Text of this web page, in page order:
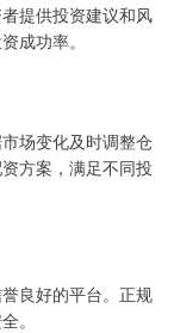
提供投资建议和风
成功率。
场变化及时调整仓
方案，满足不同投
良好的平台。正规
。